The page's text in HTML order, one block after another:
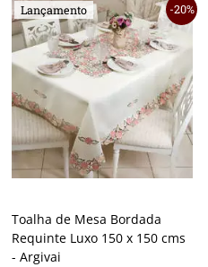
Lançamento
Toalha de Mesa Bordada
Requinte Luxo 150 x 150 cms
- Argivai
20%